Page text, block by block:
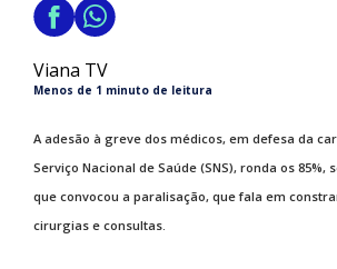
Viana TV
Menos de 1 minuto de leitura
A adesão à greve dos médicos, em defesa da
Serviço Nacional de Saúde (SNS), ronda os 85%,
que convocou a paralisação, que fala em
cirurgias e consultas.